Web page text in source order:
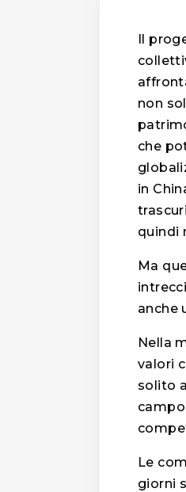
Il
non
che
in
quindi
Ma
anche
Nella
valori
solito
Le
giorni